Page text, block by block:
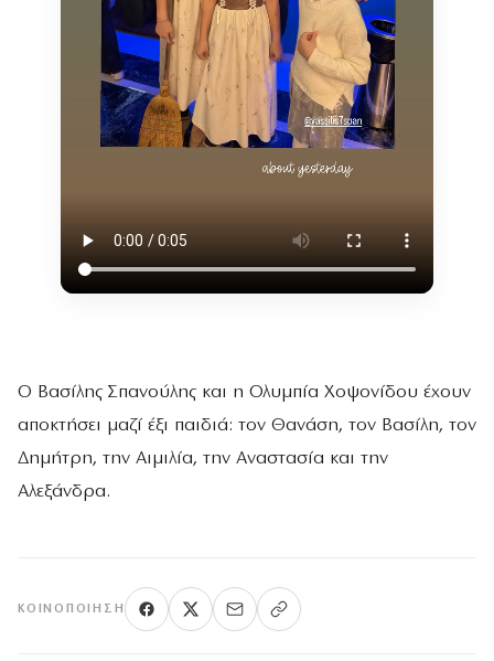
Ο Βασίλης Σπανούλης και η Ολυμπία Χοψονίδου έχουν
αποκτήσει μαζί έξι παιδιά: τον Θανάση, τον Βασίλη, τον
Δημήτρη, την Αιμιλία, την Αναστασία και την
Αλεξάνδρα.
ΚΟΙΝΟΠΟΊΗΣΗ